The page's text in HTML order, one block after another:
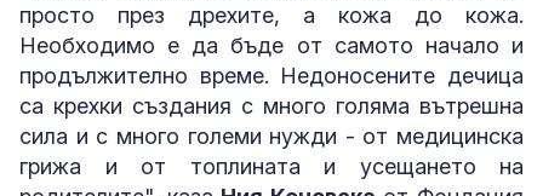
просто през дрехите, а кожа до кожа.
Необходимо е да бъде от самото начало и
продължително време. Недоносените дечица
са крехки създания с много голяма вътрешна
сила и с много големи нужди - от медицинска
грижа и от топлината и усещането на